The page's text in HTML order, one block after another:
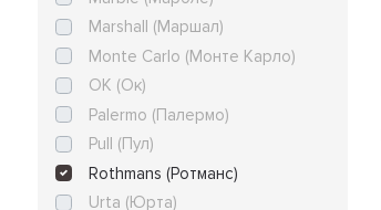
Marshall (Маршал)
Monte Carlo (Монте Карло)
OK (Ок)
Palermo (Палермо)
Pull (Пул)
Rothmans (Ротманс)
Urta (Юрта)